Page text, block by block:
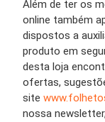
Além de ter os
online também
dispostos a
produto em
desta loja
ofertas,
site
nossa